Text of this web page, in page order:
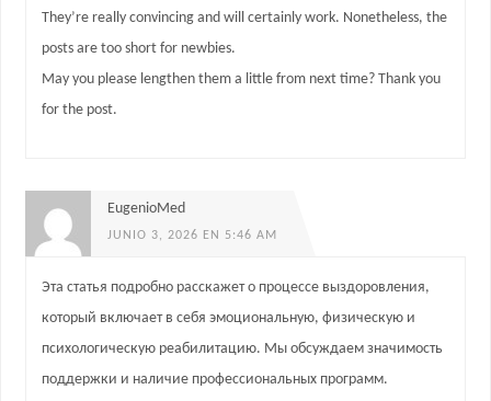
They’re really convincing and will certainly work. Nonetheless, the
posts are too short for newbies.
May you please lengthen them a little from next time? Thank you
for the post.
EugenioMed
JUNIO 3, 2026 EN 5:46 AM
Эта статья подробно расскажет о процессе выздоровления,
который включает в себя эмоциональную, физическую и
психологическую реабилитацию. Мы обсуждаем значимость
поддержки и наличие профессиональных программ.